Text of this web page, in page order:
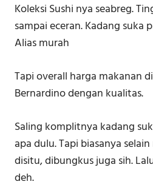
Koleksi Sushi nya seabreg.
sampai eceran. Kadang suka
Alias murah
Tapi overall harga makanan
Bernardino dengan kualitas.
Saling komplitnya kadang
apa dulu. Tapi biasanya
disitu, dibungkus juga sih.
deh.